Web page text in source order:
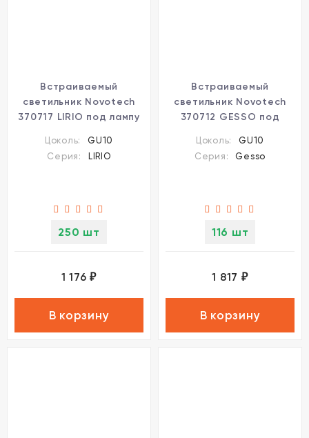
Встраиваемый
светильник Novotech
370717 LIRIO под лампу
Цоколь:
GU10
Серия:
LIRIO
250 шт
1 176₽
В корзину
Встраиваемый
светильник Novotech
370712 GESSO под
Цоколь:
GU10
Серия:
Gesso
116 шт
1 817 ₽
В корзину